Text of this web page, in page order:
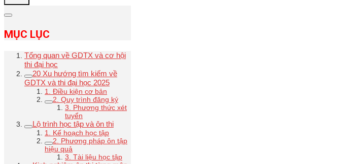
MỤC LỤC
Tổng quan về GDTX và cơ hội
thi đại học
20 Xu hướng tìm kiếm về
GDTX và thi đại học 2025
1. Điều kiện cơ bản
2. Quy trình đăng ký
3. Phương thức xét
tuyển
Lộ trình học tập và ôn thi
1. Kế hoạch học tập
2. Phương pháp ôn tập
hiệu quả
3. Tài liệu học tập